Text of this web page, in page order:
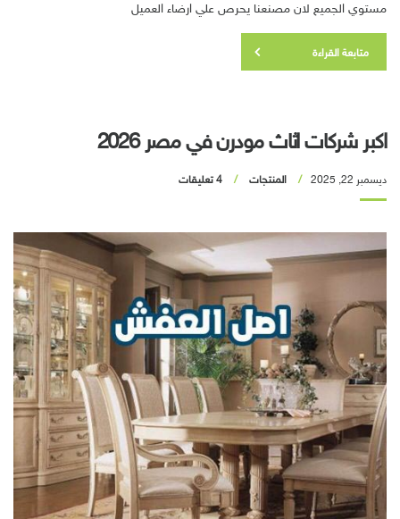
مستوي الجميع لان مصنعنا يحرص علي ارضاء العميل
متابعة القراءة
اكبر شركات اثاث مودرن في مصر 2026
ديسمبر 22, 2025 المنتجات 4 تعليقات